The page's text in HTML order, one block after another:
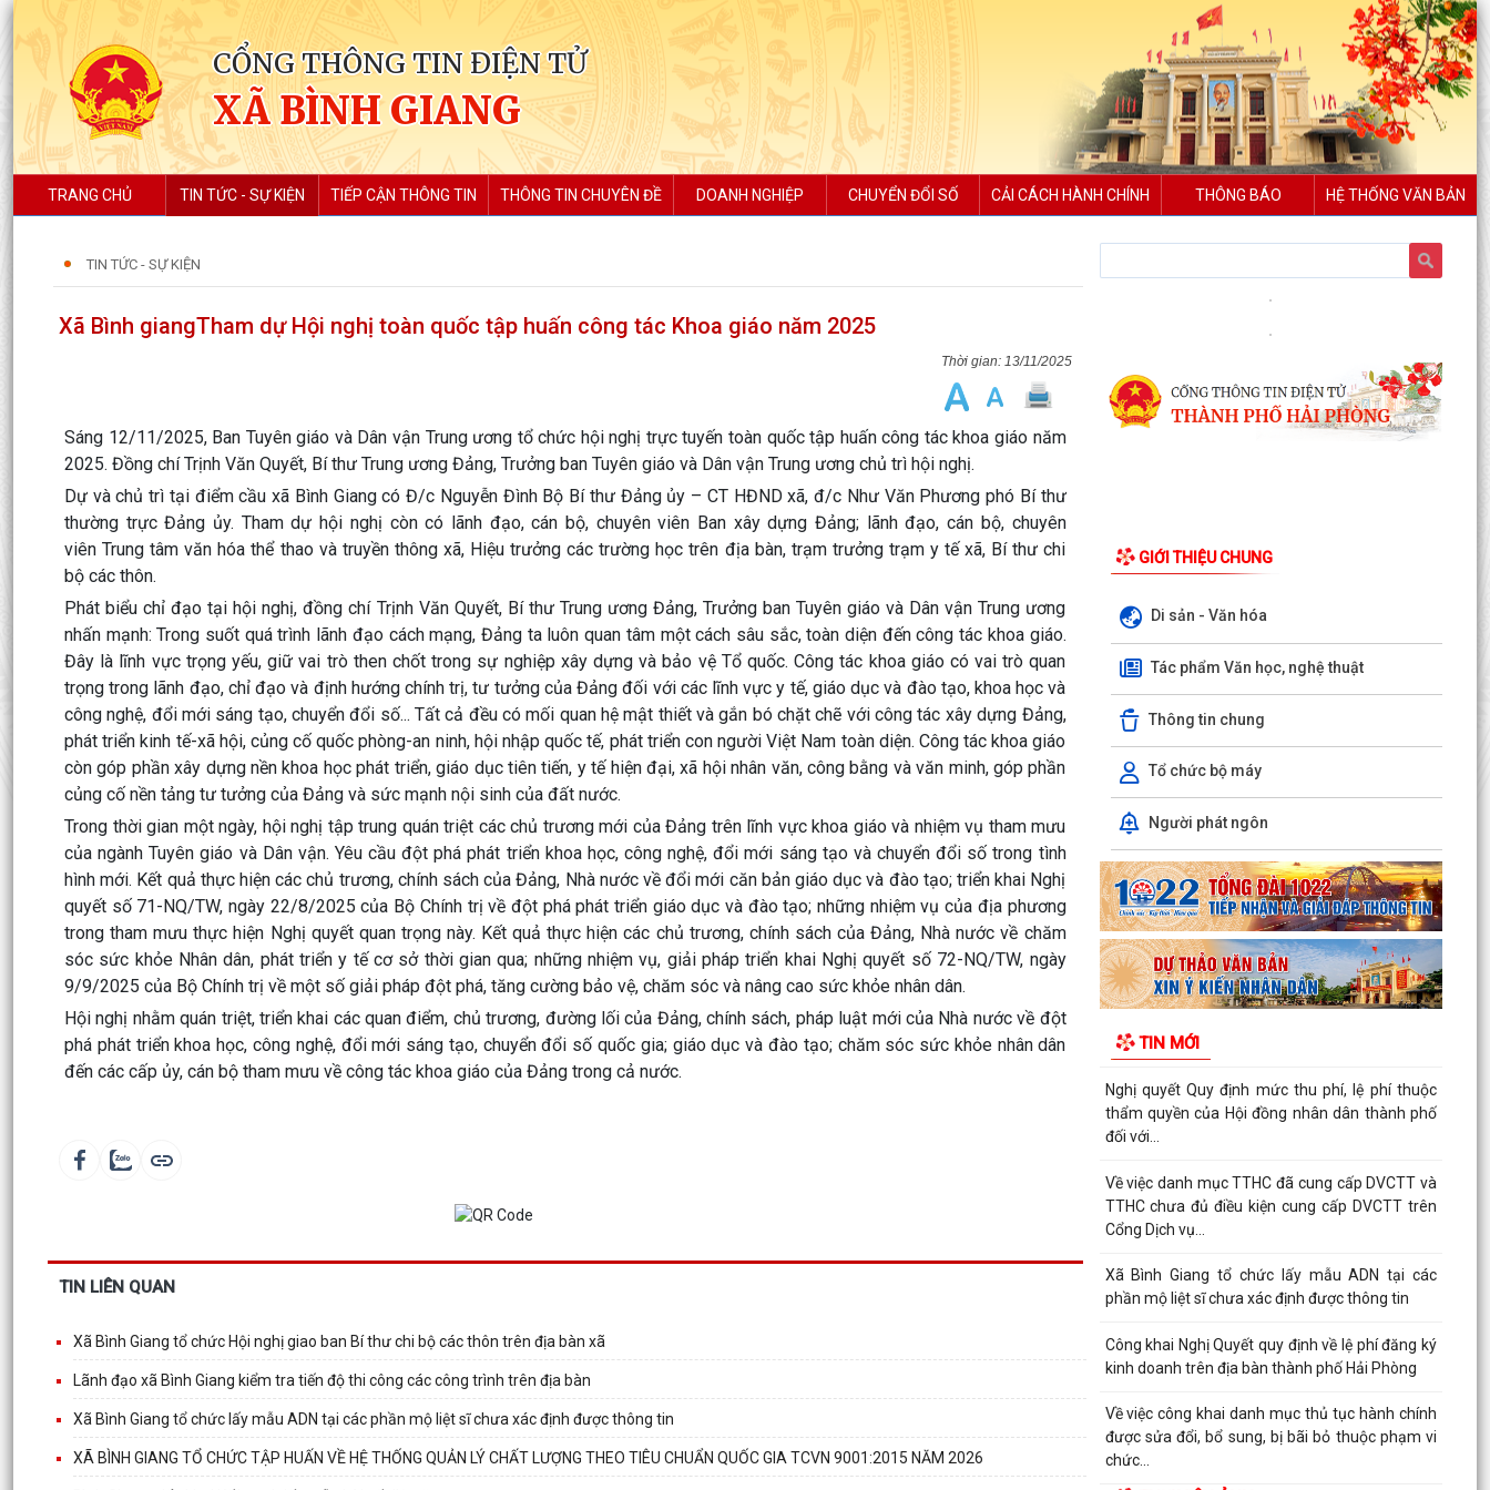
CỔNG THÔNG TIN ĐIỆN TỬ
XÃ BÌNH GIANG
TRANG CHỦ TIN TỨC - SỰ KIỆN TIẾP CẬN THÔNG TIN THÔNG TIN CHUYÊN ĐỀ DOANH NGHIỆP CHUYỂN ĐỔI SỐ CẢI CÁCH HÀNH CHÍNH THÔNG BÁO HỆ THỐNG VĂN BẢN
TIN TỨC - SỰ KIỆN
Xã Bình giangTham dự Hội nghị toàn quốc tập huấn công tác Khoa giáo năm 2025
13/11/2025
Sáng 12/11/2025, Ban Tuyên giáo và Dân vận Trung ương tổ chức hội nghị trực tuyến toàn quốc tập huấn công tác khoa giáo năm
2025. Đồng chí Trịnh Văn Quyết, Bí thư Trung ương Đảng, Trưởng ban Tuyên giáo và Dân vận Trung ương chủ trì hội nghị.
Dự và chủ trì tại điểm cầu xã Bình Giang có Đ/c Nguyễn Đình Bộ Bí thư Đảng ủy – CT HĐND xã, đ/c Như Văn Phương phó Bí thư
thường trực Đảng ủy. Tham dự hội nghị còn có lãnh đạo, cán bộ, chuyên viên Ban xây dựng Đảng; lãnh đạo, cán bộ, chuyên
viên Trung tâm văn hóa thể thao và truyền thông xã, Hiệu trưởng các trường học trên địa bàn, trạm trưởng trạm y tế xã, Bí thư chi
bộ các thôn.
Phát biểu chỉ đạo tại hội nghị, đồng chí Trịnh Văn Quyết, Bí thư Trung ương Đảng, Trưởng ban Tuyên giáo và Dân vận Trung ương
nhấn mạnh: Trong suốt quá trình lãnh đạo cách mạng, Đảng ta luôn quan tâm một cách sâu sắc, toàn diện đến công tác khoa giáo.
Đây là lĩnh vực trọng yếu, giữ vai trò then chốt trong sự nghiệp xây dựng và bảo vệ Tổ quốc. Công tác khoa giáo có vai trò quan
trọng trong lãnh đạo, chỉ đạo và định hướng chính trị, tư tưởng của Đảng đối với các lĩnh vực y tế, giáo dục và đào tạo, khoa học và
công nghệ, đổi mới sáng tạo, chuyển đổi số... Tất cả đều có mối quan hệ mật thiết và gắn bó chặt chẽ với công tác xây dựng Đảng,
phát triển kinh tế-xã hội, củng cố quốc phòng-an ninh, hội nhập quốc tế, phát triển con người Việt Nam toàn diện. Công tác khoa giáo
còn góp phần xây dựng nền khoa học phát triển, giáo dục tiên tiến, y tế hiện đại, xã hội nhân văn, công bằng và văn minh, góp phần
củng cố nền tảng tư tưởng của Đảng và sức mạnh nội sinh của đất nước.
Trong thời gian một ngày, hội nghị tập trung quán triệt các chủ trương mới của Đảng trên lĩnh vực khoa giáo và nhiệm vụ tham mưu
của ngành Tuyên giáo và Dân vận. Yêu cầu đột phá phát triển khoa học, công nghệ, đổi mới sáng tạo và chuyển đổi số trong tình
hình mới. Kết quả thực hiện các chủ trương, chính sách của Đảng, Nhà nước về đổi mới căn bản giáo dục và đào tạo; triển khai Nghị
quyết số 71-NQ/TW, ngày 22/8/2025 của Bộ Chính trị về đột phá phát triển giáo dục và đào tạo; những nhiệm vụ của địa phương
trong tham mưu thực hiện Nghị quyết quan trọng này. Kết quả thực hiện các chủ trương, chính sách của Đảng, Nhà nước về chăm
sóc sức khỏe Nhân dân, phát triển y tế cơ sở thời gian qua; những nhiệm vụ, giải pháp triển khai Nghị quyết số 72-NQ/TW, ngày
9/9/2025 của Bộ Chính trị về một số giải pháp đột phá, tăng cường bảo vệ, chăm sóc và nâng cao sức khỏe nhân dân.
Hội nghị nhằm quán triệt, triển khai các quan điểm, chủ trương, đường lối của Đảng, chính sách, pháp luật mới của Nhà nước về đột
phá phát triển khoa học, công nghệ, đổi mới sáng tạo, chuyển đổi số quốc gia; giáo dục và đào tạo; chăm sóc sức khỏe nhân dân
đến các cấp ủy, cán bộ tham mưu về công tác khoa giáo của Đảng trong cả nước.
TIN LIÊN QUAN
Xã Bình Giang tổ chức Hội nghị giao ban Bí thư chi bộ các thôn trên địa bàn xã
Lãnh đạo xã Bình Giang kiểm tra tiến độ thi công các công trình trên địa bàn
Xã Bình Giang tổ chức lấy mẫu ADN tại các phần mộ liệt sĩ chưa xác định được thông tin
XÃ BÌNH GIANG TỔ CHỨC TẬP HUẤN VỀ HỆ THỐNG QUẢN LÝ CHẤT LƯỢNG THEO TIÊU CHUẨN QUỐC GIA TCVN 9001:2015 NĂM 2026
GIỚI THIỆU CHUNG
Di sản - Văn hóa
Tác phẩm Văn học, nghệ thuật
Thông tin chung
Tổ chức bộ máy
Người phát ngôn
TIN MỚI
Xã Bình Giang tổ chức Hội nghị giao ban Bí thư
chi bộ các thôn trên địa bàn xã
Lãnh đạo xã Bình Giang kiểm tra tiến độ thi công
các công trình trên địa bàn
Về việc công khai danh mục thủ tục hành chính
được sửa đổi, bổ sung, thay thế, bị bãi bỏ
thuộc...
Về việc công khai thủ tục hành chính ban hành
mới, được sửa đổi, bổ sung thuộc phạm vi chức
năng...
Thông báo Về việc công khai danh sách đề nghị
phong vẻ...
Nghị quyết Quy định mức thu phí, lệ phí thuộc
thẩm quyền của Hội đồng nhân dân thành phố
đối với...
Về việc danh mục TTHC đã cung cấp DVCTT và
TTHC chưa đủ điều kiện cung cấp DVCTT trên
Cổng Dịch vụ...
Xã Bình Giang tổ chức lấy mẫu ADN tại các
phần mộ liệt sĩ chưa xác định được thông tin
Công khai Nghị Quyết quy định về lệ phí đăng ký
kinh doanh trên địa bàn thành phố Hải Phòng
Về việc công khai danh mục thủ tục hành chính
được sửa đổi, bổ sung, bị bãi bỏ thuộc phạm vi
chức...